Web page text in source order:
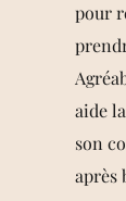
pour
aide
son
après